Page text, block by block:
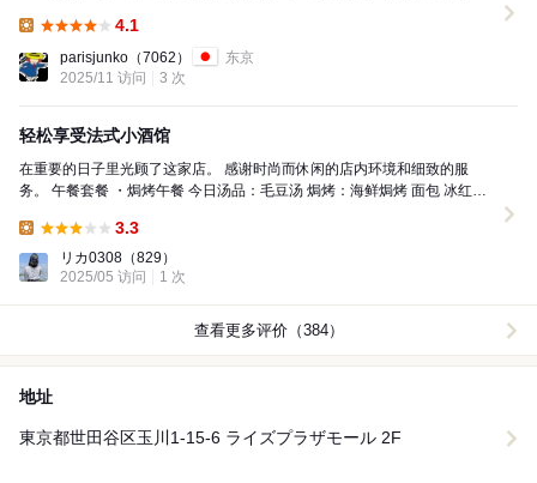
4.1
parisjunko （7062）
东京
2025/11 访问
3 次
轻松享受法式小酒馆
在重要的日子里光顾了这家店。 感谢时尚而休闲的店内环境和细致的服
务。 午餐套餐 ・焗烤午餐 今日汤品：毛豆汤 焗烤：海鲜焗烤 面包 冰红茶
3.3
リカ0308 （829）
2025/05 访问
1 次
查看更多评价（384）
地址
東京都世田谷区玉川1-15-6 ライズプラザモール 2F